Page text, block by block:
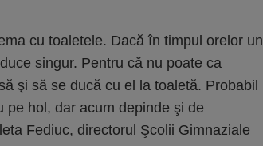
cu toaletele. Dacă în timpul orelor un
singur. Pentru că nu poate ca
şi să se ducă cu el la toaletă. Probabil
pe hol, dar acum depinde şi de
Fediuc, directorul Şcolii Gimnaziale